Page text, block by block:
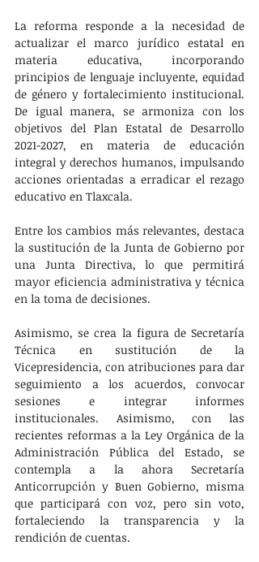
La reforma responde a la necesidad de
actualizar el marco jurídico estatal en
materia educativa, incorporando
principios de lenguaje incluyente, equidad
de género y fortalecimiento institucional.
De igual manera, se armoniza con los
objetivos del Plan Estatal de Desarrollo
2021-2027, en materia de educación
integral y derechos humanos, impulsando
acciones orientadas a erradicar el rezago
educativo en Tlaxcala.
Entre los cambios más relevantes, destaca
la sustitución de la Junta de Gobierno por
una Junta Directiva, lo que permitirá
mayor eficiencia administrativa y técnica
en la toma de decisiones.
Asimismo, se crea la figura de Secretaría
Técnica en sustitución de la
Vicepresidencia, con atribuciones para dar
seguimiento a los acuerdos, convocar
sesiones e integrar informes
institucionales. Asimismo, con las
recientes reformas a la Ley Orgánica de la
Administración Pública del Estado, se
contempla a la ahora Secretaría
Anticorrupción y Buen Gobierno, misma
que participará con voz, pero sin voto,
fortaleciendo la transparencia y la
rendición de cuentas.